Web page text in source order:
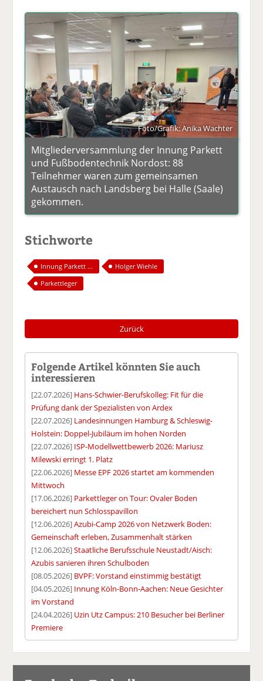
Foto/Grafik: Anika Wachter
Mitgliederversammlung der Innung Parkett
und Fußbodentechnik Nordost: 88
Teilnehmer waren zum gemeinsamen
Austausch nach Landsberg bei Halle (Saale)
gekommen.
Stichworte
Innung Parkett ...
Holger Wiehle
Parkettleger
Zurück
Folgende Artikel könnten Sie auch
interessieren
[22.07.2026] Hans-Schwier-Berufskolleg: Fit für die
Prüfung dank der Spezialisten von Ardex
[22.07.2026] Landesinnungen Hamburg & Schleswig-
Holstein: Doppel-Jubiläum im hohen Norden
[22.07.2026] ISP-Modellwettbewerb 2026: Mariusz
Milewski erringt 1. Platz
[22.06.2026] Messe EPF 2026 startet am kommenden
Mittwoch
[17.06.2026] Parkettleger on Tour: Ovaler Boden
bereichert nun Schlosspavillon
[12.06.2026]Azubi-Camp 2026 von Netzwerk Boden:
Gemeinschaft erleben, Zusammenhalt stärken
[12.06.2026]Staatliche Berufsschule Neustadt/Aisch:
Azubis sanieren ihren Schulboden
[08.05.2026] BVPF: Vorstand einstimmig bestätigt
[04.05.2026] Innung Köln-Bonn-Aachen: Neue Gesichter
im Vorstand
[24.04.2026] Uzin Utz Campus: 210 Besucher bei Berliner
Premiere